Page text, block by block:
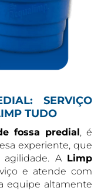
SERVIÇO
TUDO
fossa predial, é
experiente, que
agilidade. A Limp
e atende com
equipe altamente